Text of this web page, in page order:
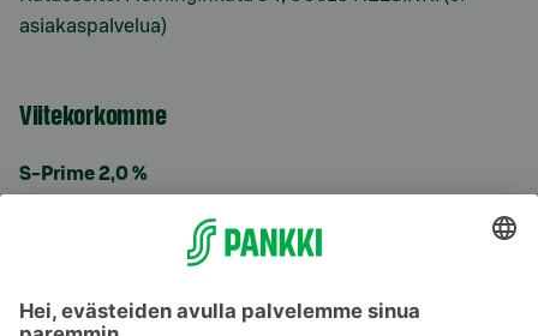
asiakaspalvelua)
Viitekorkomme
S-Prime 2,0 %